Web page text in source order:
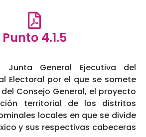
Punto 4.1.5
General Ejecutiva del
Electoral por el que se somete
Consejo General, el proyecto
territorial de los distritos
locales en que se divide
y sus respectivas cabeceras